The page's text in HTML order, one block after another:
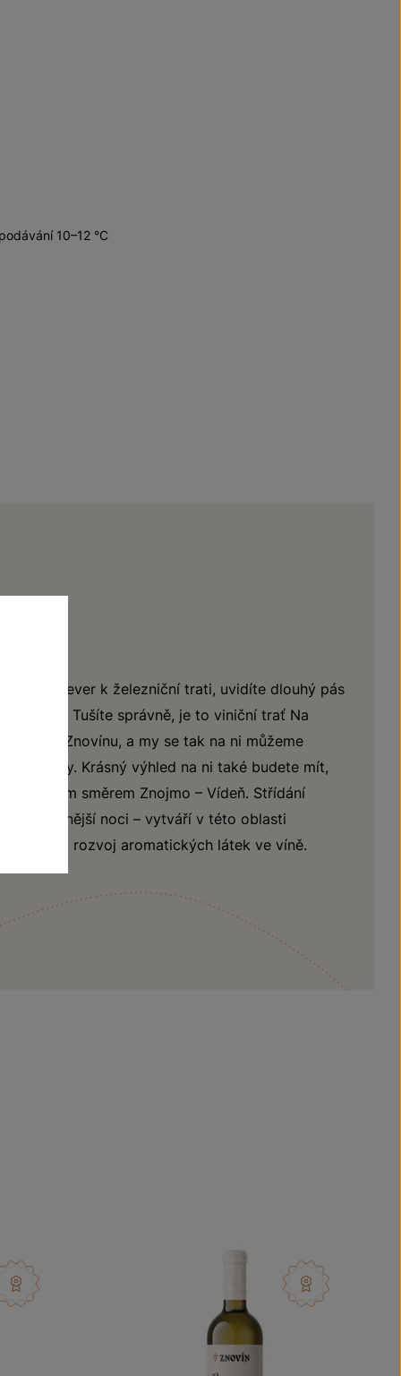
10–12 °C
na sever k železniční trati, uvidíte dlouhý pás
slunce. Tušíte správně, je to viniční trať Na
sídla Znovínu, a my se tak na ni můžeme
firmy. Krásný výhled na ni také budete mít,
vláčkem směrem Znojmo – Vídeň. Střídání
a studenější noci – vytváří v této oblasti
vliv na rozvoj aromatických látek ve víně.